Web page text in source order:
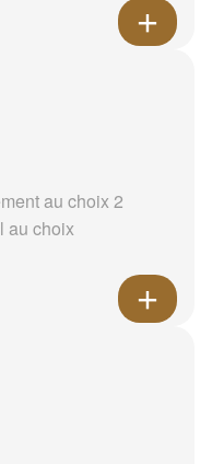
au choix 2
au choix